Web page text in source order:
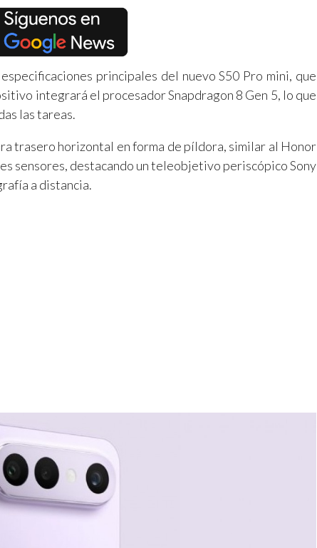
principales del nuevo S50 Pro mini, que
integrará el procesador Snapdragon 8 Gen 5, lo que
las tareas.
trasero horizontal en forma de píldora, similar al Honor
sensores, destacando un teleobjetivo periscópico Sony
a distancia.